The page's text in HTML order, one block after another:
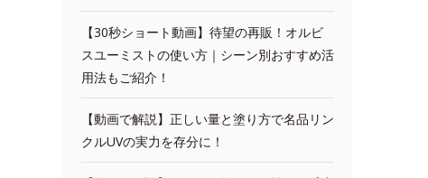
【30秒ショート動画】待望の再販！オルビ
スユーミストの使い方｜シーン別おすすめ活
用法もご紹介！
【動画で解説】正しい量と塗り方で名品リン
クルUVの実力を存分に！